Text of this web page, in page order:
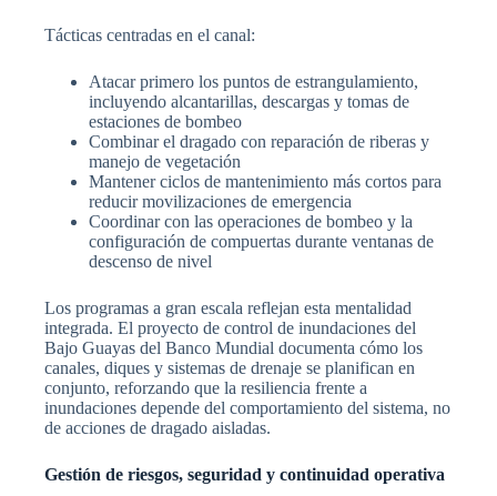
Tácticas centradas en el canal:
Atacar primero los puntos de estrangulamiento,
incluyendo alcantarillas, descargas y tomas de
estaciones de bombeo
Combinar el dragado con reparación de riberas y
manejo de vegetación
Mantener ciclos de mantenimiento más cortos para
reducir movilizaciones de emergencia
Coordinar con las operaciones de bombeo y la
configuración de compuertas durante ventanas de
descenso de nivel
Los programas a gran escala reflejan esta mentalidad
integrada. El proyecto de control de inundaciones del
Bajo Guayas del Banco Mundial documenta cómo los
canales, diques y sistemas de drenaje se planifican en
conjunto, reforzando que la resiliencia frente a
inundaciones depende del comportamiento del sistema, no
de acciones de dragado aisladas.
Gestión de riesgos, seguridad y continuidad operativa